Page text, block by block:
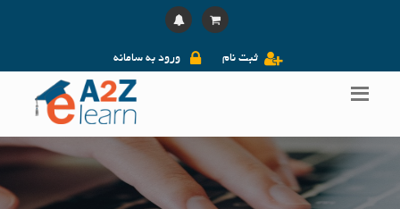
ورود به سامانه ثبت نام